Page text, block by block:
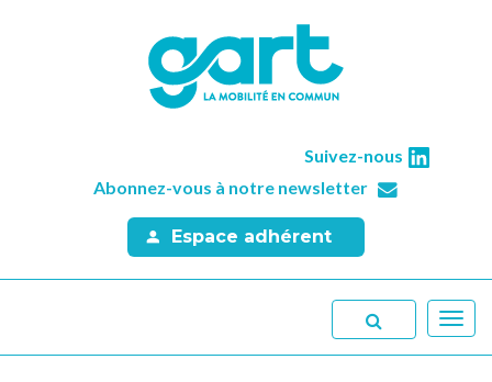
Suivez-nous
Abonnez-vous à notre newsletter
Espace adhérent